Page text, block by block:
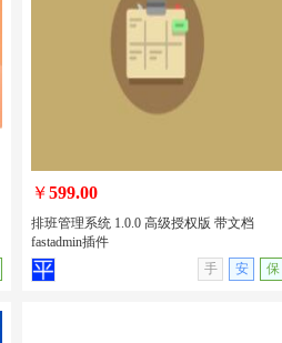
智尚二手车微信小程序 1.3.3 高级授权
版 带教程 fastadmin插件
无演示
￥599.00
排班管理系统 1.0.0 高级授权版 带文档
fastadmin插件
手
安 保